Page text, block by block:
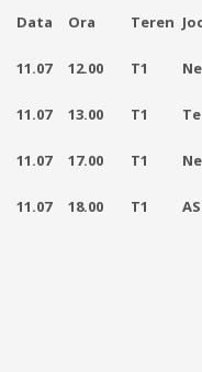
Data Ora Teren
11.07 12.00 T1
11.07 13.00 T1
11.07 17.00 T1
11.07 18.00 T1